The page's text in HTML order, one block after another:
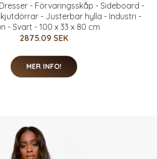
- Förvaringsskåp - Sideboard -
- Justerbar hylla - Industri -
- Svart - 100 x 33 x 80 cm
2875.09 SEK
MER INFO!